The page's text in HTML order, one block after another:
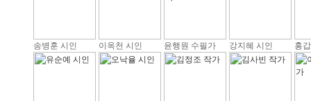
송병훈 시인 이옥천 시인 윤행원 수필가 강지혜 시인 홍